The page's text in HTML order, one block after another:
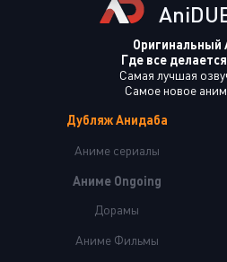
Оригинальный
Где все
Самая лучшая
Самое новое
Дубляж Анидаба
Аниме сериалы
Аниме Ongoing
Дорамы
Аниме Фильмы